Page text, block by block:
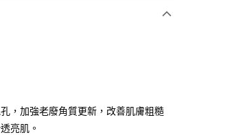
查看運費
，加強老廢角質更新，改善肌膚粗糙
亮肌。